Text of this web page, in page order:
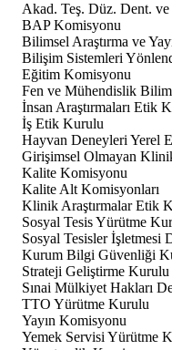
Akad. Teş. Düz. Dent.
BAP Komisyonu
Bilimsel Araştırma ve
Bilişim Sistemleri
Eğitim Komisyonu
Fen ve Mühendislik
İnsan Araştırmaları Etik
İş Etik Kurulu
Hayvan Deneyleri Yerel
Girişimsel Olmayan
Kalite Komisyonu
Kalite Alt Komisyonları
Klinik Araştırmalar Etik
Sosyal Tesis Yürütme
Sosyal Tesisler İşletmesi
Kurum Bilgi Güvenliği
Strateji Geliştirme Kurulu
Sınai Mülkiyet Hakları
TTO Yürütme Kurulu
Yayın Komisyonu
Yemek Servisi Yürütme